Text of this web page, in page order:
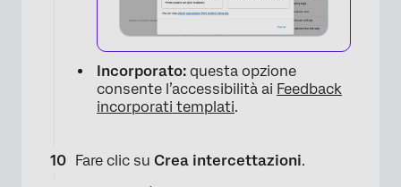
Incorporato: questa opzione
consente l’accessibilità ai Feedback
incorporati templati.
Fare clic su Crea intercettazioni.